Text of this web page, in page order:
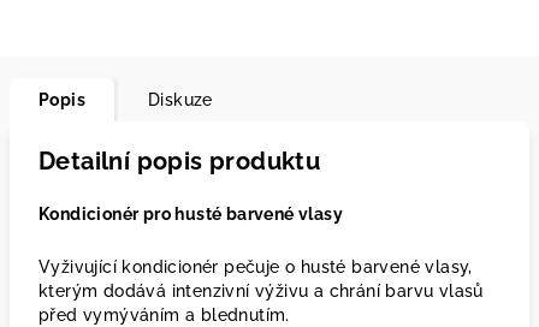
Popis Diskuze
Detailní popis produktu
Kondicionér pro husté barvené vlasy
Vyživující kondicionér pečuje o husté barvené vlasy,
kterým dodává intenzivní výživu a chrání barvu vlasů
před vymýváním a blednutím.